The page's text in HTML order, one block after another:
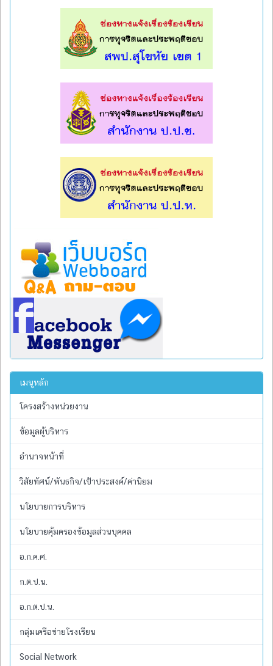
เมนูหลัก
โครงสร้างหน่วยงาน
ข้อมูลผู้บริหาร
อำนาจหน้าที่
วิสัยทัศน์/พันธกิจ/เป้าประสงค์/ค่านิยม
นโยบายการบริหาร
นโยบายคุ้มครองข้อมูลส่วนบุคคล
อ.ก.ค.ศ.
ก.ต.ป.น.
อ.ก.ต.ป.น.
กลุ่มเครือข่ายโรงเรียน
Social Network